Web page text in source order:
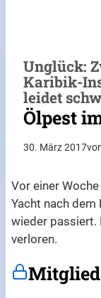
Unglück:
Karibik-
leidet
Ölpest
30. März 2017
Vor einer
Yacht nach
wieder passiert.
verloren.